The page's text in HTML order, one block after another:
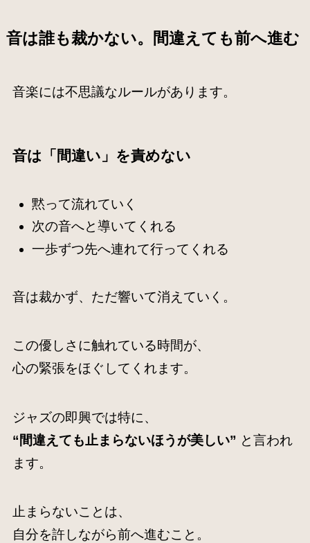
音は誰も裁かない。間違えても前へ進む
音楽には不思議なルールがあります。
音は「間違い」を責めない
黙って流れていく
次の音へと導いてくれる
一歩ずつ先へ連れて行ってくれる
音は裁かず、ただ響いて消えていく。
この優しさに触れている時間が、
心の緊張をほぐしてくれます。
ジャズの即興では特に、
“間違えても止まらないほうが美しい” と言われ
ます。
止まらないことは、
自分を許しながら前へ進むこと。